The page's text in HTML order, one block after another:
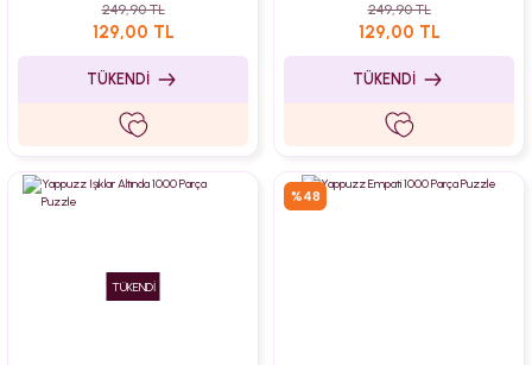
249,90 TL
129,00 TL
TÜKENDİ
249,90 TL
129,00 TL
TÜKENDİ
TÜKENDİ
%48